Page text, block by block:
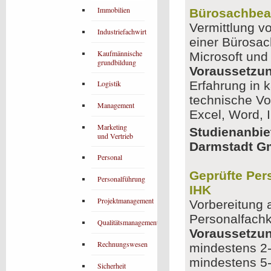
Vermittlung
einer
Microsoft
Erfahrung in
technische
Excel, Word,
Darmstadt
Geprüfte
IHK
Vorbereitung
mindestens
mindestens
Immobilien
Industriefachwirt
Kaufmännische
grundbildung
Logistik
Management
Marketing
und Vertrieb
Personal
Personalführung
Projektmanagement
Qualitätsmanagement
Rechnungswesen
Sicherheit